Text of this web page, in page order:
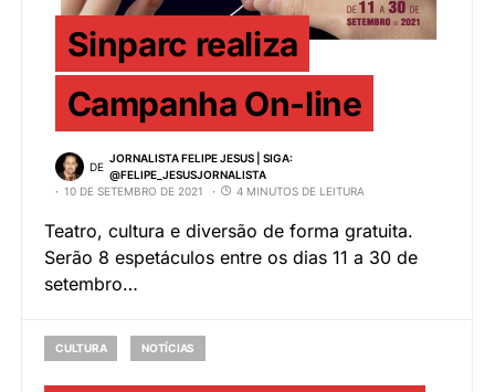
Sinparc realiza
Campanha On-line
DE
JORNALISTA FELIPE JESUS | SIGA:
@FELIPE_JESUSJORNALISTA
10 DE SETEMBRO DE 2021
4 MINUTOS DE LEITURA
Teatro, cultura e diversão de forma gratuita.
Serão 8 espetáculos entre os dias 11 a 30 de
setembro…
CULTURA NOTÍCIAS